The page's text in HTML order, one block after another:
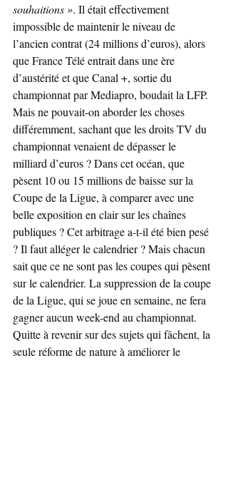
souhaitions ». Il était effectivement
impossible de maintenir le niveau de
l’ancien contrat (24 millions d’euros), alors
que France Télé entrait dans une ère
d’austérité et que Canal +, sortie du
championnat par Mediapro, boudait la LFP.
Mais ne pouvait-on aborder les choses
différemment, sachant que les droits TV du
championnat venaient de dépasser le
milliard d’euros ? Dans cet océan, que
pèsent 10 ou 15 millions de baisse sur la
Coupe de la Ligue, à comparer avec une
belle exposition en clair sur les chaînes
publiques ? Cet arbitrage a-t-il été bien pesé
? Il faut alléger le calendrier ? Mais chacun
sait que ce ne sont pas les coupes qui pèsent
sur le calendrier. La suppression de la coupe
de la Ligue, qui se joue en semaine, ne fera
gagner aucun week-end au championnat.
Quitte à revenir sur des sujets qui fâchent, la
seule réforme de nature à améliorer le